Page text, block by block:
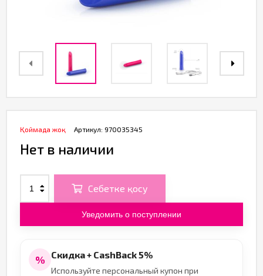
Артикул: 970035345
Қоймада жоқ
Нет в наличии
Себетке қосу
Уведомить о поступлении
% Скидка + CashBack 5%
Используйте персональный купон при